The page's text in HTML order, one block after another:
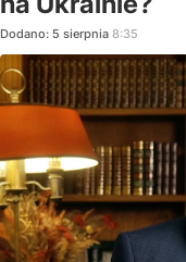
Dodano: 5 sierpnia 8:35